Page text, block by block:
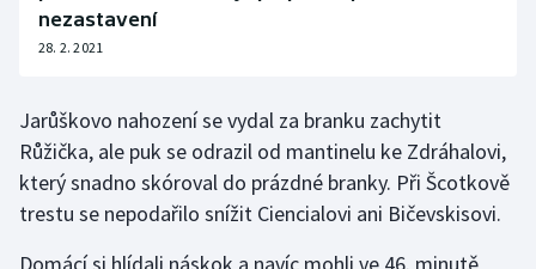
nezastavení
28. 2. 2021
Jarůškovo nahození se vydal za branku zachytit
Růžička, ale puk se odrazil od mantinelu ke Zdráhalovi,
který snadno skóroval do prázdné branky. Při Šcotkově
trestu se nepodařilo snížit Ciencialovi ani Bičevskisovi.